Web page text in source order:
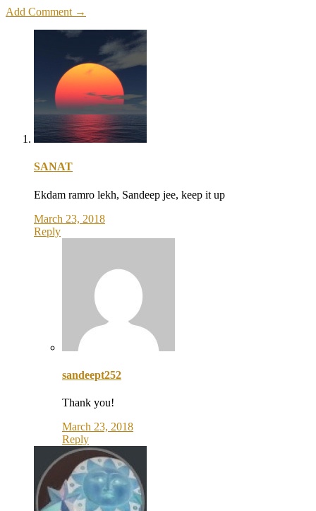
Add Comment →
SANAT
Ekdam ramro lekh, Sandeep jee, keep it up
March 23, 2018
Reply
sandeept252
Thank you!
March 23, 2018
Reply